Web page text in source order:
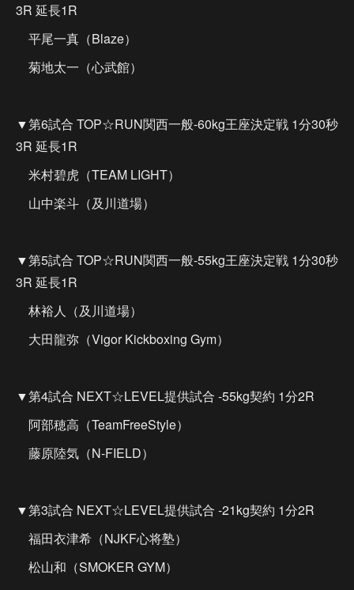
3R 延長1R
平尾一真（Blaze）
菊地太一（心武館）
▼第6試合 TOP☆RUN関西一般-60kg王座決定戦 1分30秒
3R 延長1R
米村碧虎（TEAM LIGHT）
山中楽斗（及川道場）
▼第5試合 TOP☆RUN関西一般-55kg王座決定戦 1分30秒
3R 延長1R
林裕人（及川道場）
大田龍弥（Vigor Kickboxing Gym）
▼第4試合 NEXT☆LEVEL提供試合 -55kg契約 1分2R
阿部穂高（TeamFreeStyle）
藤原陸気（N-FIELD）
▼第3試合 NEXT☆LEVEL提供試合 -21kg契約 1分2R
福田衣津希（NJKF心将塾）
松山和（SMOKER GYM）